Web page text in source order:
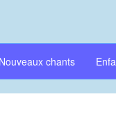
Nouveaux chants